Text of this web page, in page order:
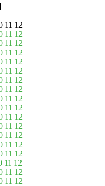
11 12
11 12
11 12
11 12
11 12
11 12
11 12
11 12
11 12
11 12
11 12
11 12
11 12
11 12
11 12
11 12
11 12
11 12